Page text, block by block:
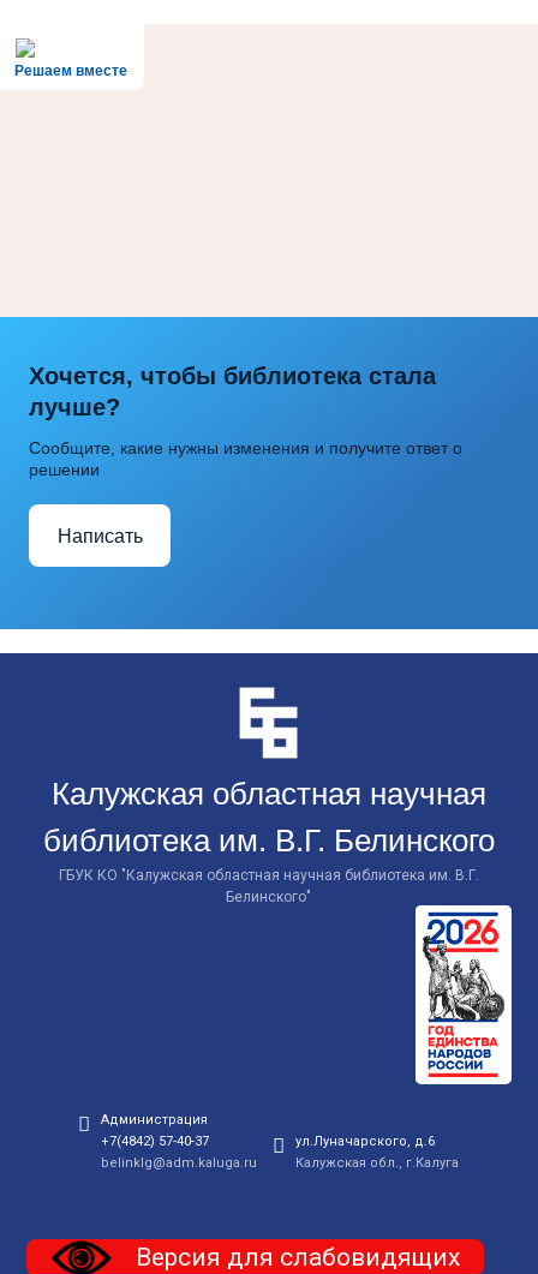
Решаем вместе
Хочется, чтобы библиотека стала
лучше?
Сообщите, какие нужны изменения и получите ответ о
решении
Написать
Калужская областная научная
библиотека им. В.Г. Белинского
ГБУК КО "Калужская областная научная библиотека им. В.Г.
Белинского"
Администрация
+7(4842) 57-40-37
belinklg@adm.kaluga.ru
ул.Луначарского, д.6
Калужская обл., г.Калуга
Версия для слабовидящих